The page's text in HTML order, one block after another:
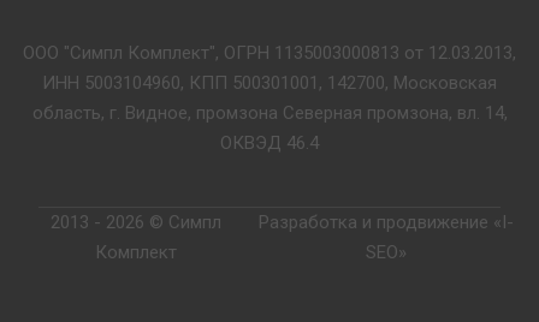
ООО "Симпл Комплект", ОГРН 1135003000813 от 12.03.2013,
ИНН 5003104960, КПП 500301001, 142700, Московская
область, г. Видное, промзона Северная промзона, вл. 14,
ОКВЭД 46.4
2013 - 2026 © Симпл
Комплект
Разработка и продвижение «I-
SEO»